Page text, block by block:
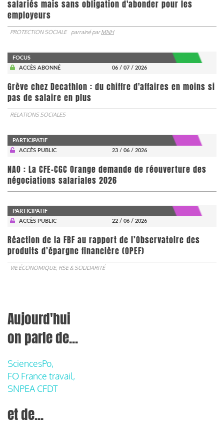
salariés mais sans obligation d'abonder pour les
employeurs
PROTECTION SOCIALE parrainé parMNH
FOCUS
ACCÈS ABONNÉ
06 / 07 / 2026
Grève chez Decathlon : du chiffre d'affaires en moins si
pas de salaire en plus
RELATIONS SOCIALES
PARTICIPATIF
ACCÈS PUBLIC
23 / 06 / 2026
NAO : La CFE-CGC Orange demande de réouverture des
négociations salariales 2026
PARTICIPATIF
ACCÈS PUBLIC
22 / 06 / 2026
​​​​​​​Réaction de la FBF au rapport de l’Observatoire des
produits d’épargne financière (OPEF)
VIE ÉCONOMIQUE, RSE & SOLIDARITÉ
Aujourd'hui
on parle de...
SciencesPo,
FO France travail,
SNPEA CFDT
et de...